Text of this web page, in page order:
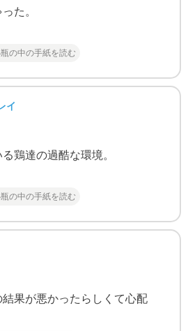
た。
の中の手紙を読む
イ
鶏達の過酷な環境。
の中の手紙を読む
果が悪かったらしくて心配